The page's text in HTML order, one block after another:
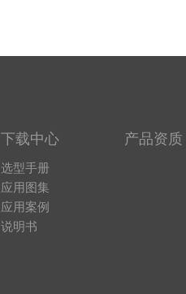
下载中心
选型手册
应用图集
应用案例
说明书
产品资质